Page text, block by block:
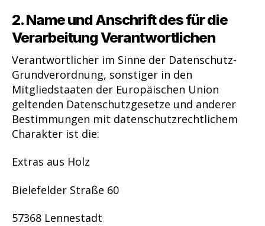
2. Name und Anschrift des für die
Verarbeitung Verantwortlichen
Verantwortlicher im Sinne der Datenschutz-
Grundverordnung, sonstiger in den
Mitgliedstaaten der Europäischen Union
geltenden Datenschutzgesetze und anderer
Bestimmungen mit datenschutzrechtlichem
Charakter ist die:
Extras aus Holz
Bielefelder Straße 60
57368 Lennestadt